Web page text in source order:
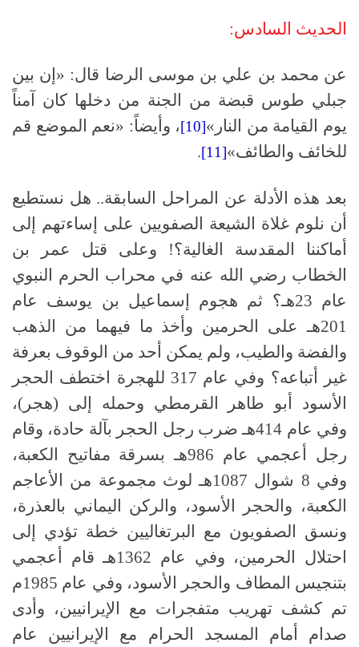
الحديث السادس:
عن محمد بن علي بن موسى الرضا قال: «إن بين
جبلي طوس قبضة من الجنة من دخلها كان آمناً
يوم القيامة من النار»[10]
، وأيضاً: «نعم الموضع قم
للخائف والطائف»[11]
.
بعد هذه الأدلة عن المراحل السابقة.. هل نستطيع
أن نلوم غلاة الشيعة الصفويين على إساءتهم إلى
أماكننا المقدسة الغالية؟! وعلى قتل عمر بن
الخطاب رضي الله عنه في محراب الحرم النبوي
عام 23هـ؟ ثم هجوم إسماعيل بن يوسف عام
201هـ على الحرمين وأخذ ما فيهما من الذهب
والفضة والطيب، ولم يمكن أحد من الوقوف بعرفة
غير أتباعه؟ وفي عام 317 للهجرة اختطف الحجر
الأسود أبو طاهر القرمطي وحمله إلى (هجر)،
وفي عام 414هـ ضرب رجل الحجر بآلة حادة، وقام
رجل أعجمي عام 986هـ بسرقة مفاتيح الكعبة،
وفي 8 شوال 1087هـ لوث مجموعة من الأعاجم
الكعبة، والحجر الأسود، والركن اليماني بالعذرة،
ونسق الصفويون مع البرتغاليين خطة تؤدي إلى
احتلال الحرمين، وفي عام 1362هـ قام أعجمي
بتنجيس المطاف والحجر الأسود، وفي عام 1985م
تم كشف تهريب متفجرات مع الإيرانيين، وأدى
صدام أمام المسجد الحرام مع الإيرانيين عام